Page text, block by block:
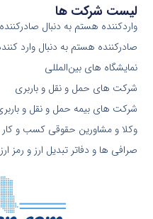
لیست شرکت ها
واردکننده هستم به دنبال
صادرکننده هستم به دنبال وارد
نمایشگاه های بین‌المللی
شرکت های حمل و نقل و باربری
شرکت های بیمه حمل و نقل و
وکلا و مشاورین حقوقی کسب و کار
صرافی ها و دفاتر تبدیل ارز و رمز ارز